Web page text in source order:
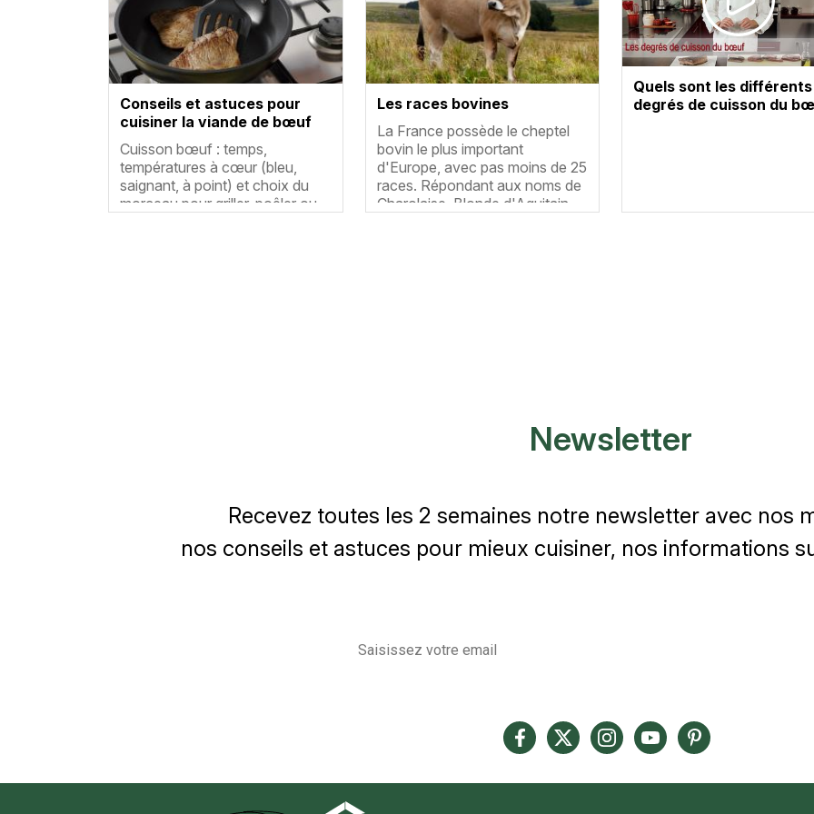
Conseils et astuces pour
cuisiner la viande de bœuf
Résumé
Cuisson bœuf : temps,
températures à cœur (bleu,
saignant, à point) et choix du
morceau pour griller, poêler ou…
Les races bovines
Résumé
La France possède le cheptel
bovin le plus important
d'Europe, avec pas moins de 25
races. Répondant aux noms de
Charolaise, Blonde d'Aquitain…
Quels sont les différents
degrés de cuisson du
Newsletter
Recevez toutes les 2 semaines notre newsletter avec nos
nos conseils et astuces pour mieux cuisiner, nos informations